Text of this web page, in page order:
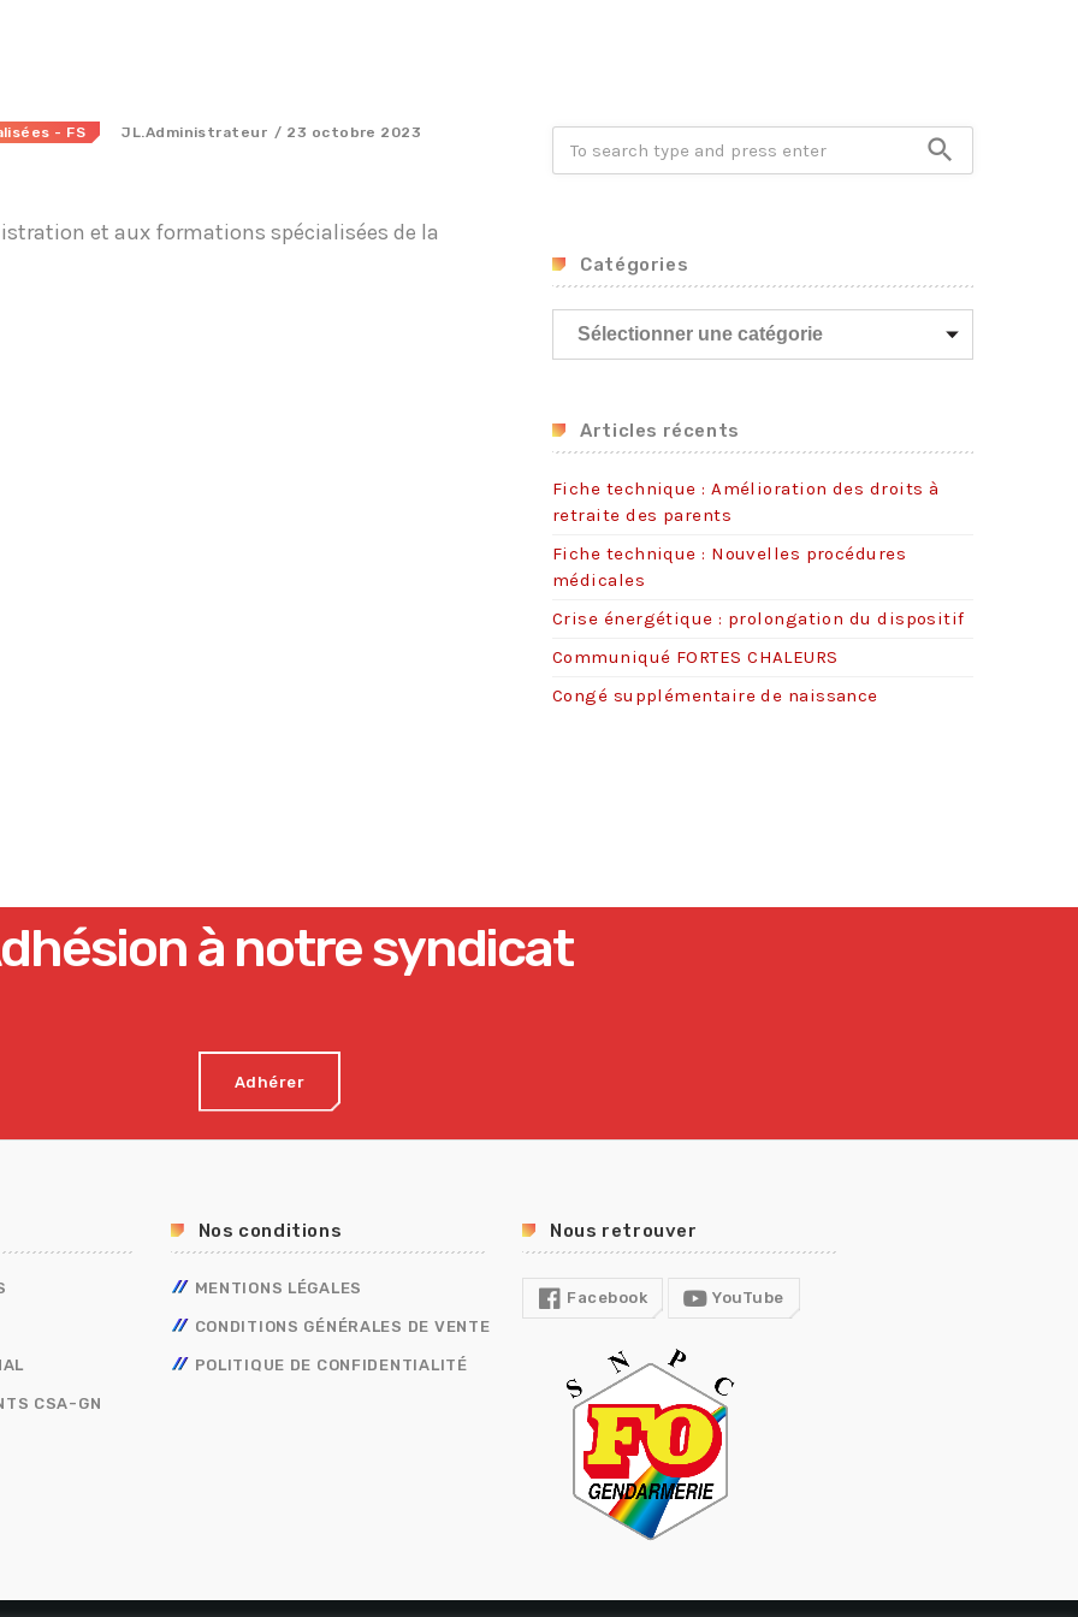
Tous nos journaux
Congé supplémentaire de naissance
- FS JL.Administrateur / 23 octobre 2023
et aux formations spécialisées de la
search
Catégories
g
o
r
s
Articles récents
Fiche technique : Amélioration des droits à
retraite des parents
Fiche technique : Nouvelles procédures
médicales
Crise énergétique : prolongation du dispositif
Communiqué FORTES CHALEURS
Congé supplémentaire de naissance
à notre syndicat
Adhérer
CSA-GN
Nos conditions
MENTIONS LÉGALES
CONDITIONS GÉNÉRALES DE VENTE
POLITIQUE DE CONFIDENTIALITÉ
Nous retrouver
Facebook YouTube